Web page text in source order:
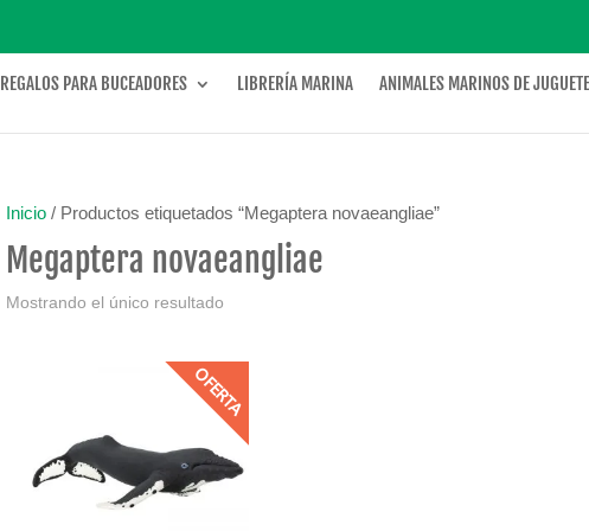
REGALOS PARA BUCEADORES LIBRERÍA MARINA ANIMALES MARINOS DE JUGUETE
Inicio / Productos etiquetados “Megaptera novaeangliae”
Megaptera novaeangliae
Mostrando el único resultado
OFERTA